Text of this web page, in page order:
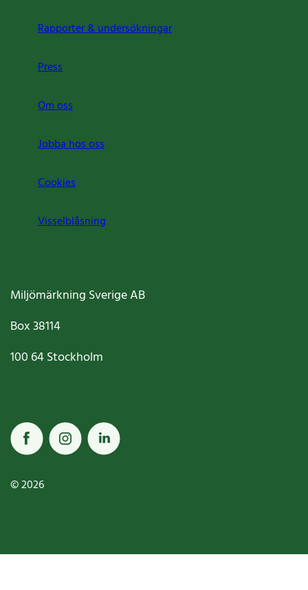
Rapporter & undersökningar
Press
Om oss
Jobba hos oss
Cookies
Visselblåsning
Miljömärkning Sverige AB
Box38114
100 64Stockholm
© 2026